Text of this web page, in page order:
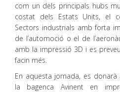
com un dels principals hubs
costat dels Estats Units, el
Sectors industrials amb forta
de l’automoció o el de
amb la impressió 3D i es
facin més.
En aquesta jornada, es donarà
la bagenca Avinent en